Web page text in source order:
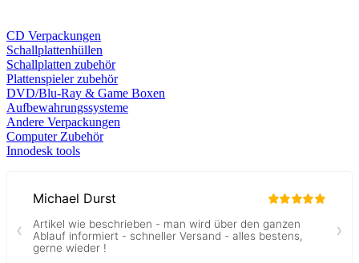
CD Verpackungen
Schallplattenhüllen
Schallplatten zubehör
Plattenspieler zubehör
DVD/Blu-Ray & Game Boxen
Aufbewahrungssysteme
Andere Verpackungen
Computer Zubehör
Innodesk tools